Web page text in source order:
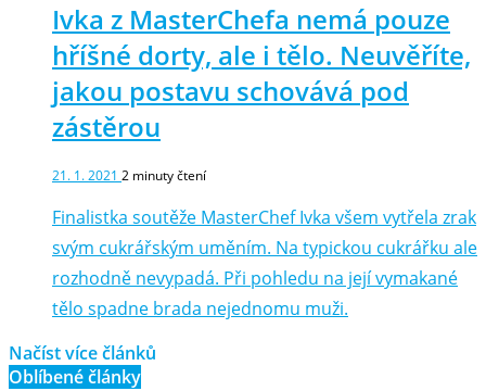
Ivka z MasterChefa nemá pouze
hříšné dorty, ale i tělo. Neuvěříte,
jakou postavu schovává pod
zástěrou
21. 1. 2021 2 minuty čtení
Finalistka soutěže MasterChef Ivka všem vytřela zrak
svým cukrářským uměním. Na typickou cukrářku ale
rozhodně nevypadá. Při pohledu na její vymakané
tělo spadne brada nejednomu muži.
Načíst více článků
Oblíbené články